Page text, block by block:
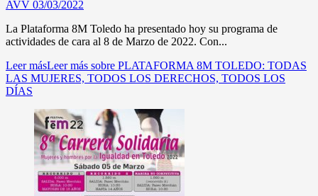
AVV 03/03/2022
La Plataforma 8M Toledo ha presentado hoy su programa de
actividades de cara al 8 de Marzo de 2022. Con...
Leer másLeer más sobre PLATAFORMA 8M TOLEDO: TODAS
LAS MUJERES, TODOS LOS DERECHOS, TODOS LOS
DÍAS